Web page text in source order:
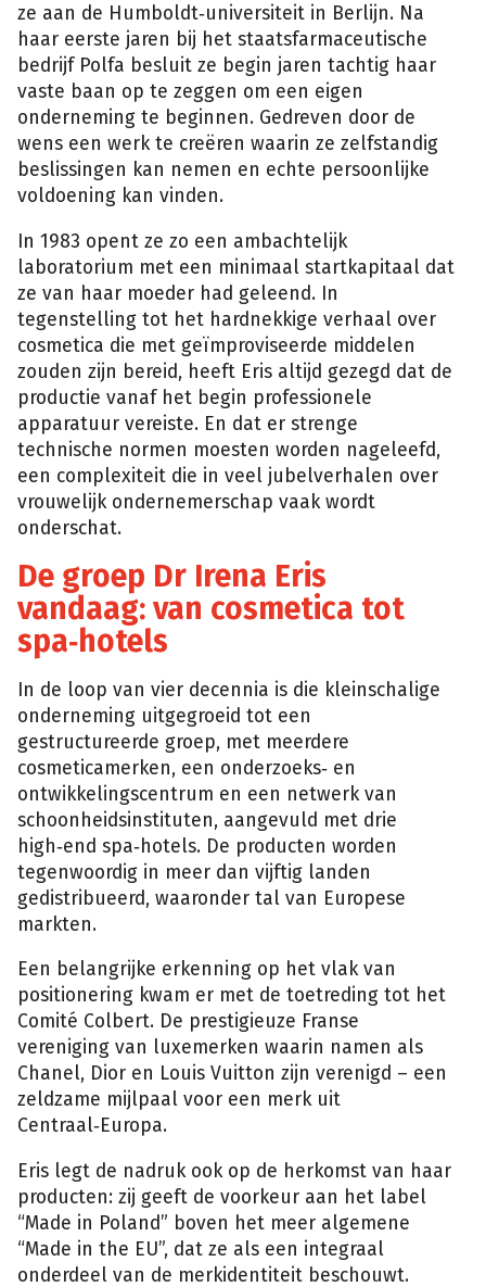
ze aan de Humboldt‑universiteit in Berlijn. Na
haar eerste jaren bij het staatsfarmaceutische
bedrijf Polfa besluit ze begin jaren tachtig haar
vaste baan op te zeggen om een eigen
onderneming te beginnen. Gedreven door de
wens een werk te creëren waarin ze zelfstandig
beslissingen kan nemen en echte persoonlijke
voldoening kan vinden.
In 1983 opent ze zo een ambachtelijk
laboratorium met een minimaal startkapitaal dat
ze van haar moeder had geleend. In
tegenstelling tot het hardnekkige verhaal over
cosmetica die met geïmproviseerde middelen
zouden zijn bereid, heeft Eris altijd gezegd dat de
productie vanaf het begin professionele
apparatuur vereiste. En dat er strenge
technische normen moesten worden nageleefd,
een complexiteit die in veel jubelverhalen over
vrouwelijk ondernemerschap vaak wordt
onderschat.
De groep Dr Irena Eris
vandaag: van cosmetica tot
spa‑hotels
In de loop van vier decennia is die kleinschalige
onderneming uitgegroeid tot een
gestructureerde groep, met meerdere
cosmeticamerken, een onderzoeks‑ en
ontwikkelingscentrum en een netwerk van
schoonheidsinstituten, aangevuld met drie
high‑end spa‑hotels. De producten worden
tegenwoordig in meer dan vijftig landen
gedistribueerd, waaronder tal van Europese
markten.
Een belangrijke erkenning op het vlak van
positionering kwam er met de toetreding tot het
Comité Colbert. De prestigieuze Franse
vereniging van luxemerken waarin namen als
Chanel, Dior en Louis Vuitton zijn verenigd – een
zeldzame mijlpaal voor een merk uit
Centraal‑Europa.
Eris legt de nadruk ook op de herkomst van haar
producten: zij geeft de voorkeur aan het label
“Made in Poland” boven het meer algemene
“Made in the EU”, dat ze als een integraal
onderdeel van de merkidentiteit beschouwt.